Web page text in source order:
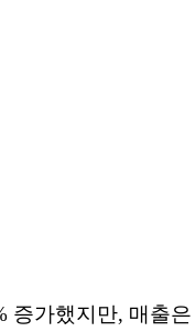
증가했지만, 매출